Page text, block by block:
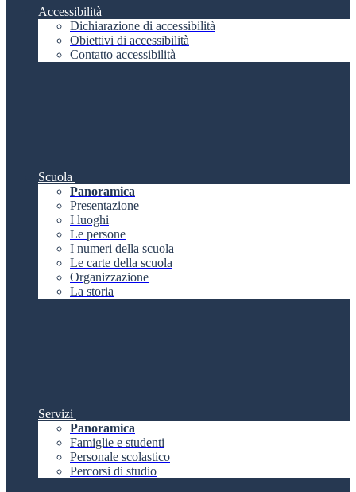
Accessibilità
Dichiarazione di accessibilità
Obiettivi di accessibilità
Contatto accessibilità
Scuola
Panoramica
Presentazione
I luoghi
Le persone
I numeri della scuola
Le carte della scuola
Organizzazione
La storia
Servizi
Panoramica
Famiglie e studenti
Personale scolastico
Percorsi di studio